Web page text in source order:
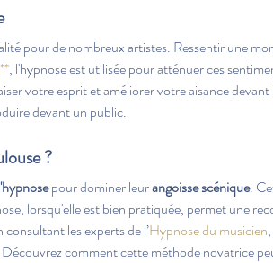
pour de nombreux artistes. Ressentir une
, l'hypnose est utilisée pour atténuer ces
votre esprit et améliorer votre aisance
devant un public.
?
pour dominer leur angoisse scénique.
lorsqu'elle est bien pratiquée, permet une
les experts de l’Hypnose du musicien
comment cette méthode novatrice